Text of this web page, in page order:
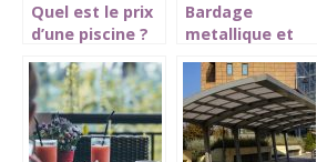
Quel est le prix
d’une piscine ?
a prevoir
Bardage
metallique et
: quel
revetement
pour vos
facades ?